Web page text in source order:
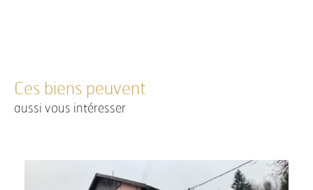
Ces biens peuvent
aussi vous intéresser